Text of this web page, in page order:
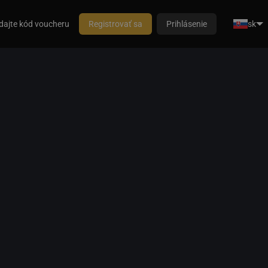
kód voucheru Registrovať sa Prihlásenie sk